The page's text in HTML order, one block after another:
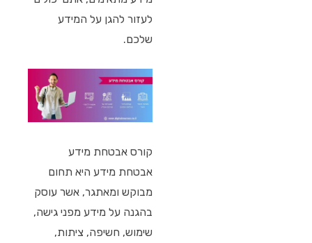
לעזור להגן על המידע
שלכם.
קורס אבטחת מידע
אבטחת מידע היא תחום
מבוקש ומאתגר, אשר עוסק
בהגנה על מידע מפני גישה,
שימוש, חשיפה, ציתות,